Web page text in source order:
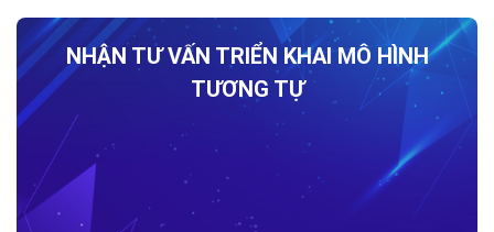
NHẬN TƯ VẤN TRIỂN KHAI MÔ HÌNH
TƯƠNG TỰ